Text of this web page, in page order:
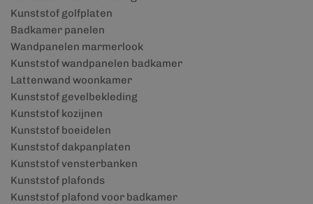
Kunststof golfplaten
Badkamer panelen
Wandpanelen marmerlook
Kunststof wandpanelen badkamer
Lattenwand woonkamer
Kunststof gevelbekleding
Kunststof kozijnen
Kunststof boeidelen
Kunststof dakpanplaten
Kunststof vensterbanken
Kunststof plafonds
Kunststof plafond voor badkamer